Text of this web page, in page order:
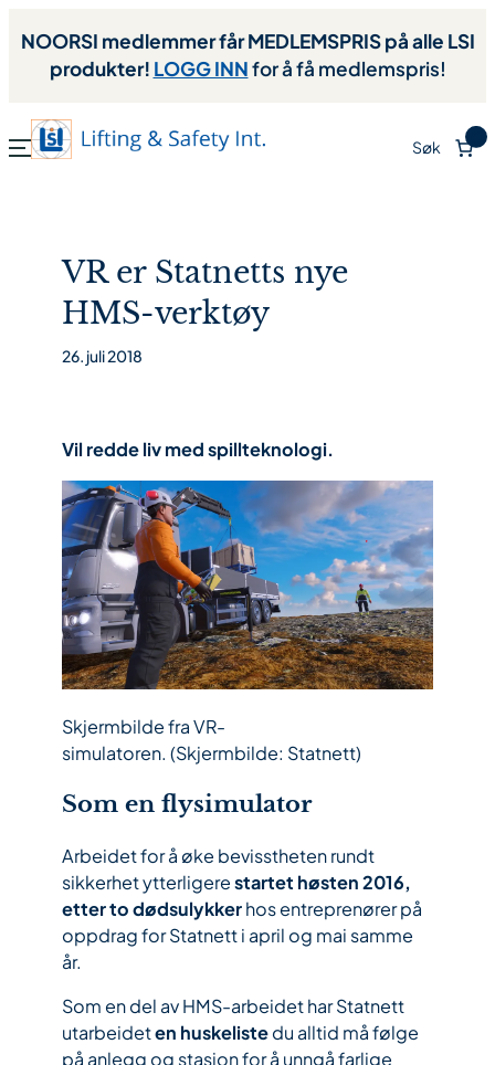
NOORSI medlemmer får MEDLEMSPRIS på alle LSI
produkter! LOGG INNfor å få medlemspris!
Søk
VR er Statnetts nye
HMS-verktøy
26. juli 2018
Vil redde liv med spillteknologi.
Skjermbilde fra VR-
simulatoren. (Skjermbilde: Statnett)
Som en flysimulator
Arbeidet for å øke bevisstheten rundt
sikkerhet ytterligerestartet høsten 2016,
etter to dødsulykkerhos entreprenører på
oppdrag for Statnett i april og mai samme
år.
Som en del av HMS-arbeidet har Statnett
utarbeideten huskelistedu alltid må følge
på anlegg og stasjon for å unngå farlige